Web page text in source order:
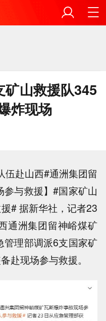
矿山救援队345
炸现场
伍赴山西#通洲集团留
与救援】#国家矿山
# 据新华社，记者23
通洲集团留神峪煤矿
管理部调派6支国家矿
赴现场参与救援。